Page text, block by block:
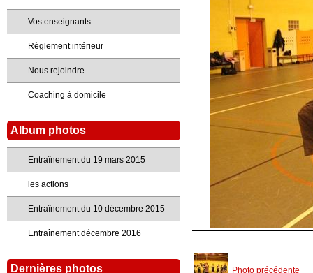
Photo précédente
Vos enseignants
Règlement intérieur
Nous rejoindre
Coaching à domicile
Album photos
Entraînement du 19 mars 2015
les actions
Entraînement du 10 décembre 2015
Entraînement décembre 2016
Dernières photos